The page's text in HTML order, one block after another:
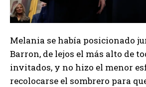
Melania se había posicionado
Barron, de lejos el más alto de
invitados, y no hizo el menor
recolocarse el sombrero para